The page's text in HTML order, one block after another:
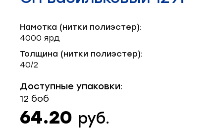
Запчасти: иглы
Нетканые материалы
Намотка (нитки полиэстер):
4000 ярд
Толщина (нитки полиэстер):
40/2
Доступные упаковки:
12 боб
64.20 руб.